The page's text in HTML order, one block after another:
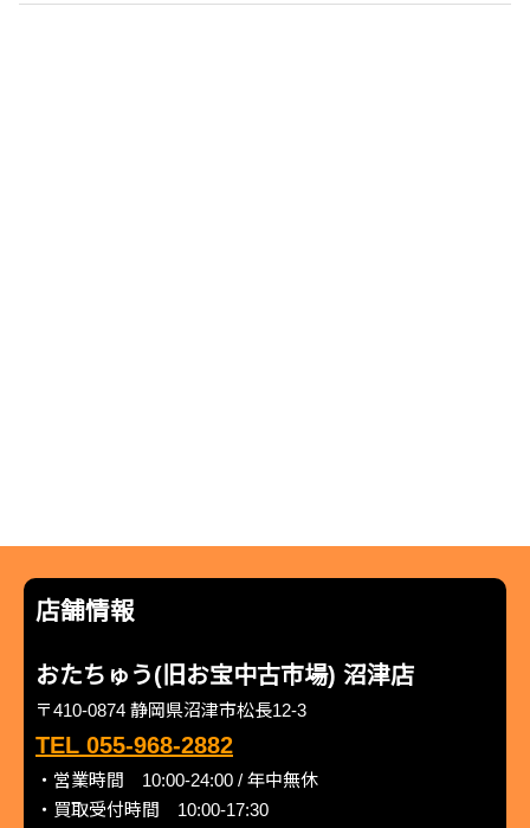
店舗情報
おたちゅう(旧お宝中古市場) 沼津店
〒410-0874 静岡県沼津市松長12-3
TEL 055-968-2882
・営業時間 10:00-24:00 / 年中無休
・買取受付時間 10:00-17:30